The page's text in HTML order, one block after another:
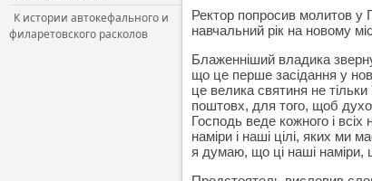
К истории автокефального и
филаретовского расколов
Ректор попросив молитов у
навчальний рік на новому
Блаженніший владика
що це перше засідання у
це велика святиня не тільки
поштовх, для того, щоб
Господь веде кожного і
наміри і наші цілі, яких ми
я думаю, що ці наші наміри,